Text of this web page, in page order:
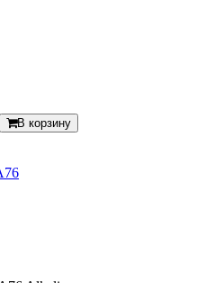
В корзину